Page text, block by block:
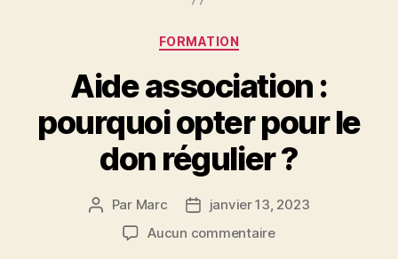
Catégories
FORMATION
Aide association :
pourquoi opter pour le
don régulier ?
Auteur
l’article
Par Marc
Datejanvier 13, 2023
Aucun commentairesur